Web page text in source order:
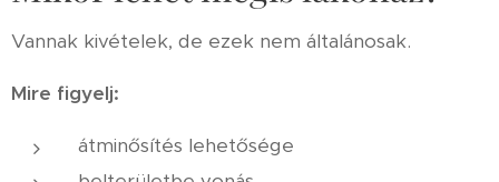
Vannak kivételek, de ezek nem általánosak.
Mire figyelj:
átminősítés lehetősége